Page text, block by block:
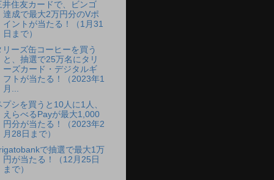
井住友カードで、ビンゴ
達成で最大2万円分のVポ
イントが当たる！（1月31
日まで）
リーズ缶コーヒーを買う
と、抽選で25万名にタリ
ーズカード・デジタルギ
フトが当たる！（2023年1
月...
プシを買うと10人に1人、
えらべるPayが最大1,000
円分が当たる！（2023年2
月28日まで）
で抽選で最大1万
円が当たる！（12月25日
まで）